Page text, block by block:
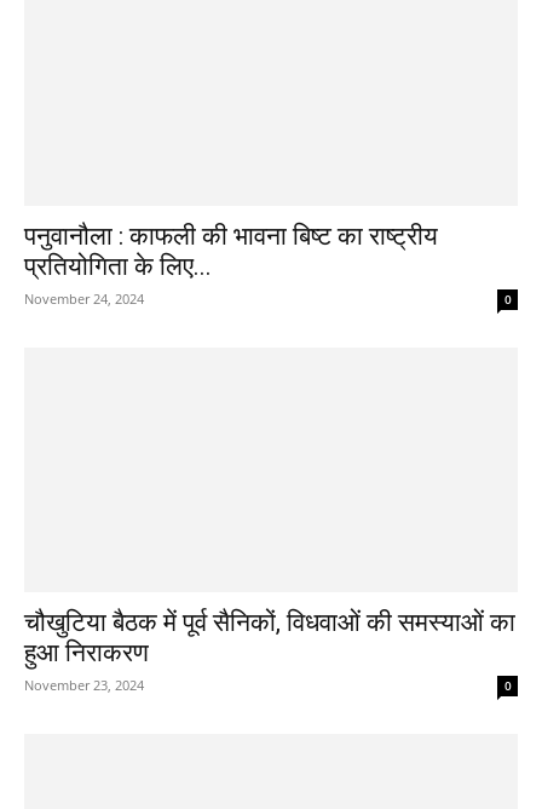
पनुवानौला : काफली की भावना बिष्ट का राष्ट्रीय
प्रतियोगिता के लिए...
November 24, 2024 0
चौखुटिया बैठक में पूर्व सैनिकों, विधवाओं की समस्याओं का
हुआ निराकरण
November 23, 2024 0